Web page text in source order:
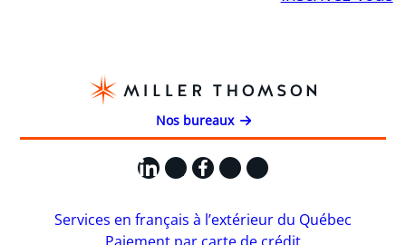
Nos bureaux
LinkedIn
X Facebook
Instagram
YouTube
Services en français à l’extérieur du Québec